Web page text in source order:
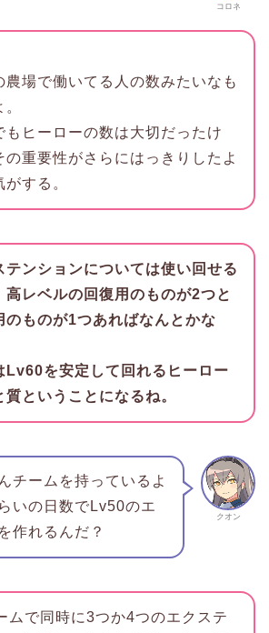
コロネ
農場で働いてる人の数みたいなも
もヒーローの数は大切だったけ
の重要性がさらにはっきりしたよ
がする。
テンションについては使い回せる
高レベルの回復用のものが2つと
のものが1つあればなんとかな
Lv60を安定して回れるヒーロー
質ということになるね。
クオン
チームを持っているよ
いの日数でLv50のエ
作れるんだ？
ムで同時に3つか4つのエクステ